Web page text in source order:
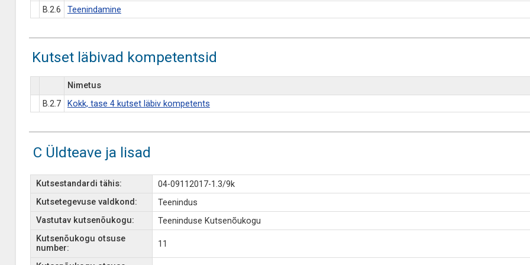
B.2.6
Teenindamine
Kutset läbivad kompetentsid
Nimetus
B.2.7
Kokk, tase 4 kutset läbiv kompetents
C Üldteave ja lisad
Kutsestandardi tähis:
04-09112017-1.3/9k
Kutsetegevuse valdkond:
Teenindus
Vastutav kutsenõukogu:
Teeninduse Kutsenõukogu
Kutsenõukogu otsuse
number:
11